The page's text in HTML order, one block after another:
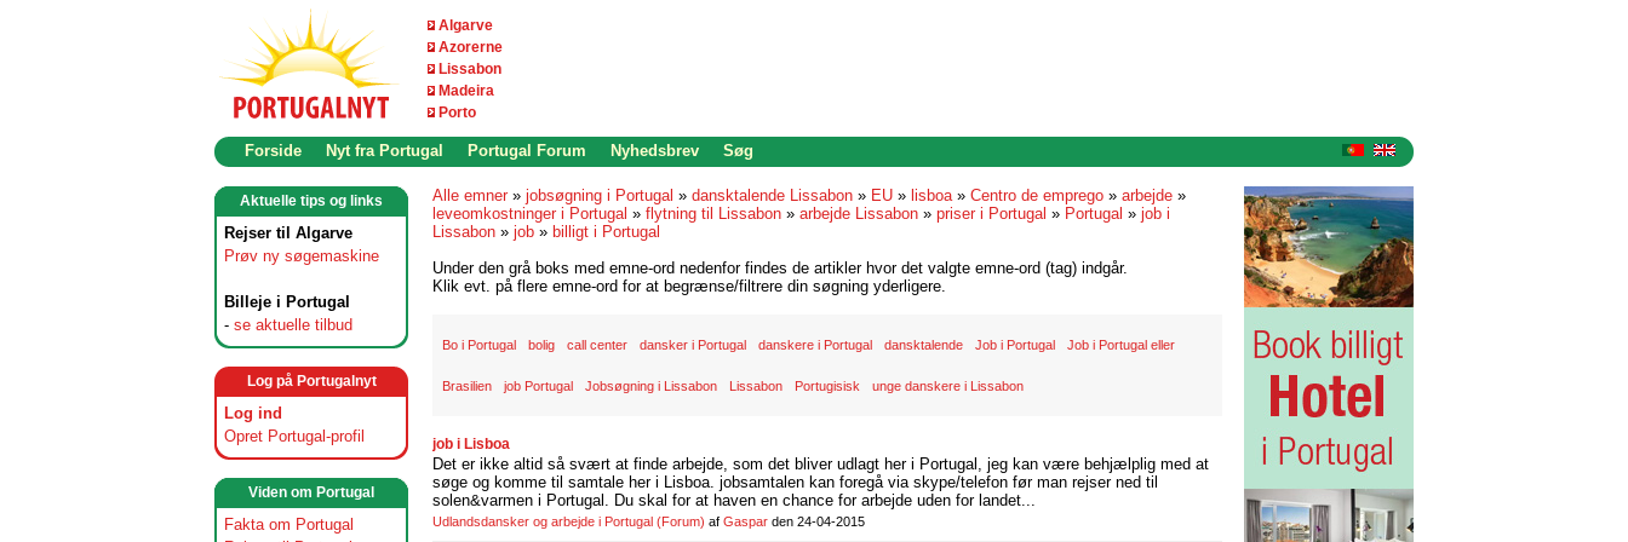
Algarve
Azorerne
Lissabon
Madeira
Porto
Forside Nyt fra Portugal Portugal Forum Nyhedsbrev Søg
Aktuelle tips og links
Rejser til Algarve
Prøv ny søgemaskine
Billeje i Portugal
- se aktuelle tilbud
Log på Portugalnyt
Log ind
Opret Portugal-profil
Viden om Portugal
Fakta om Portugal
Alle emner » jobsøgning i Portugal » dansktalende Lissabon » EU » lisboa» Centro de emprego » arbejde »
leveomkostninger i Portugal » flytning til Lissabon » arbejde Lissabon » priser i Portugal » Portugal » job i
Lissabon » job » billigt i Portugal
Under den grå boks med emne-ord nedenfor findes de artikler hvor det valgte emne-ord (tag) indgår.
Klik evt. på flere emne-ord for at begrænse/filtrere din søgning yderligere.
Bo i Portugal bolig call center dansker i Portugal danskere i Portugal dansktalende Job i Portugal Job i Portugal eller
Brasilien job Portugal Jobsøgning i Lissabon Lissabon Portugisisk unge danskere i Lissabon
job i Lisboa
Det er ikke altid så svært at finde arbejde, som det bliver udlagt her i Portugal, jeg kan være behjælplig med at
søge og komme til samtale her i Lisboa. jobsamtalen kan foregå via skype/telefon før man rejser ned til
solen&varmen i Portugal. Du skal for at haven en chance for arbejde uden for landet...
Udlandsdansker og arbejde i Portugal (Forum) af Gaspar den 24-04-2015